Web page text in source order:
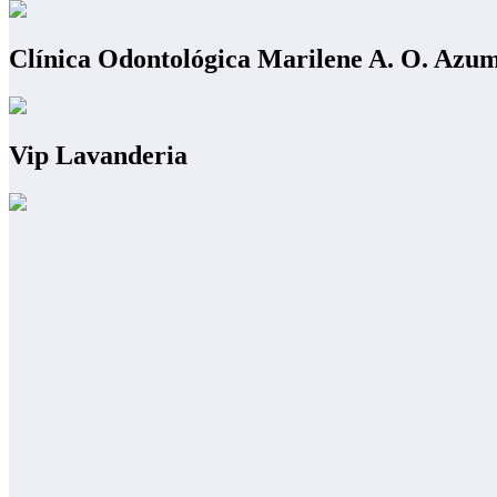
Clínica Odontológica Marilene A. O.
Vip Lavanderia